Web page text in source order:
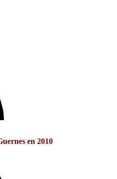
en 2010